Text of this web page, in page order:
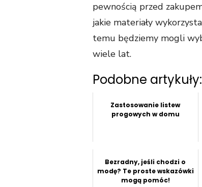
pewnością przed
jakie materiały
temu będziemy mogli
wiele lat.
Podobne artykuły:
Zastosowanie listew
progowych w domu
Bezradny, jeśli chodzi o
modę? Te proste wskazówki
mogą pomóc!